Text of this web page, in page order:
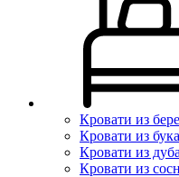
Кровати из
Кровати из бука
Кровати из дуба
Кровати из